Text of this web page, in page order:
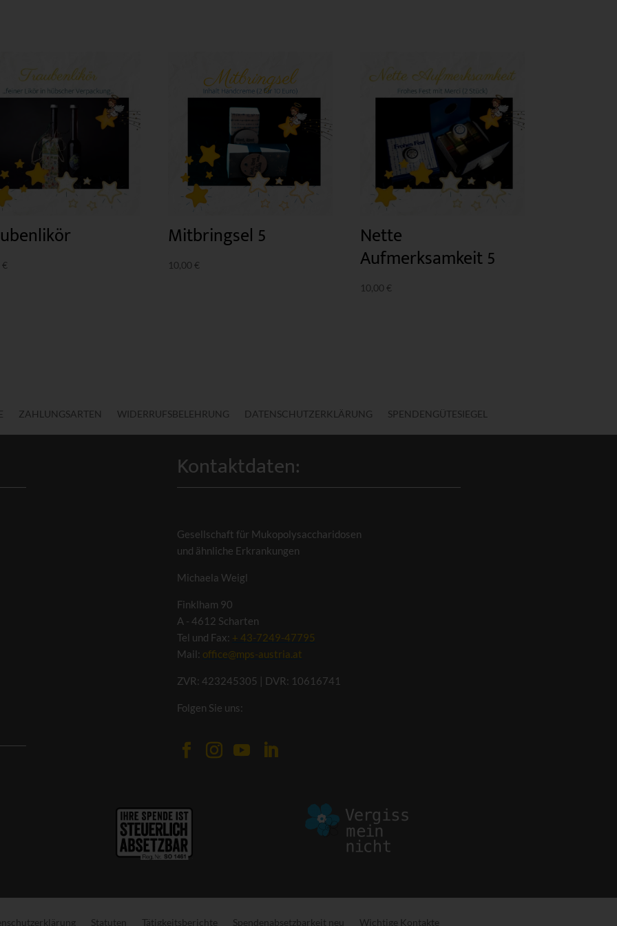
€
Mitbringsel 5
10,00 €
Nette
Aufmerksamkeit 5
10,00 €
ZAHLUNGSARTEN WIDERRUFSBELEHRUNG DATENSCHUTZERKLÄRUNG SPENDENGÜTESIEGEL
Kontaktdaten:
Gesellschaft für Mukopolysaccharidosen
und ähnliche Erkrankungen
Michaela Weigl
Finklham 90
A - 4612 Scharten
Tel und Fax: + 43-7249-47795
Mail: office@mps-austria.at
ZVR: 423245305 | DVR: 10616741
Folgen Sie uns:
Statuten Tätigkeitsberichte Spendenabsetzbarkeit neu Wichtige Kontakte